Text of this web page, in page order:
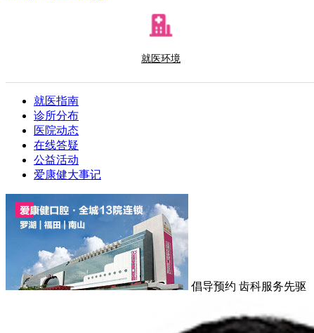
就医环境
就医指南
诊所分布
医院动态
在线答疑
公益活动
爱康健大事记
倡导预约 齿科服务先驱